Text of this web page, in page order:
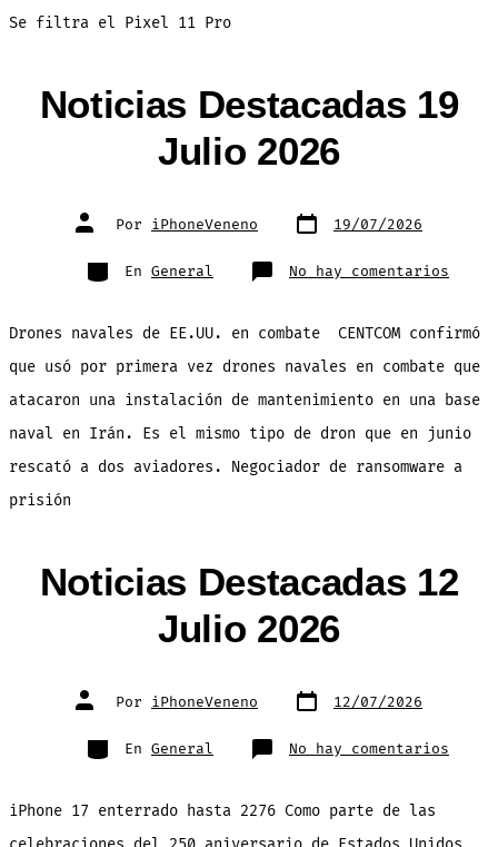
Se filtra el Pixel 11 Pro
Noticias Destacadas 19
Julio 2026
Autor
de Por iPhoneVeneno Fecha
de 19/07/2026
Categorías
En General No hay comentarios
Julio
2026
Drones navales de EE.UU. en combate CENTCOM confirmó
que usó por primera vez drones navales en combate que
atacaron una instalación de mantenimiento en una base
naval en Irán. Es el mismo tipo de dron que en junio
rescató a dos aviadores. Negociador de ransomware a
prisión
Noticias Destacadas 12
Julio 2026
Autor
de Por iPhoneVeneno Fecha
de 12/07/2026
Categorías
En General No hay comentarios
iPhone 17 enterrado hasta 2276 Como parte de las